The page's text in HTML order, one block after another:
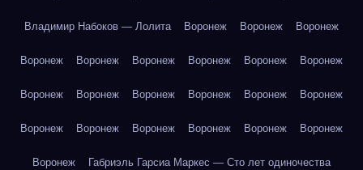
Владимир Набоков — Лолита Воронеж Воронеж Воронеж
Воронеж Воронеж Воронеж Воронеж Воронеж Воронеж
Воронеж Воронеж Воронеж Воронеж Воронеж Воронеж
Воронеж Воронеж Воронеж Воронеж Воронеж Воронеж
Воронеж Габриэль Гарсиа Маркес — Сто лет одиночества